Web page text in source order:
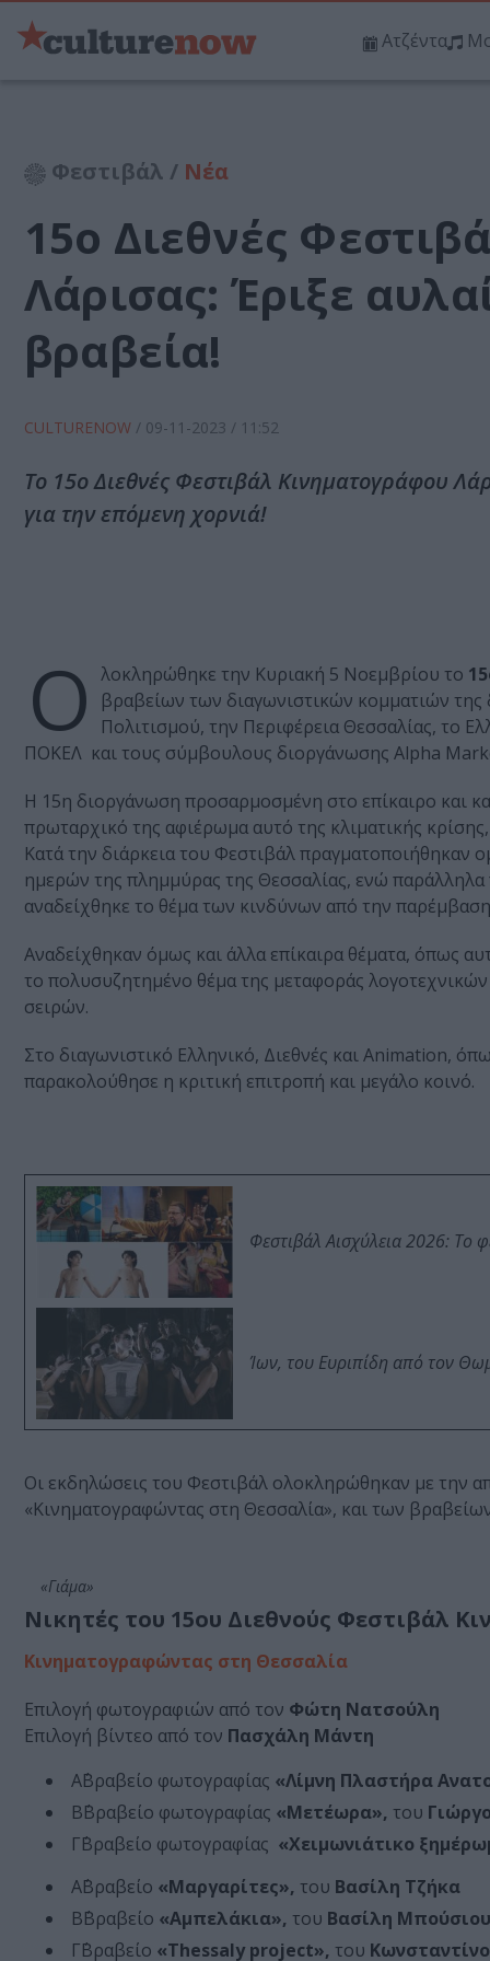
Ατζέντα
Φεστιβάλ / Νέα
15ο Διεθνές
Λάρισας: Έριξε
βραβεία!
CULTURENOW / 09-11-2023 / 11:52
Το 15ο Διεθνές Φεστιβάλ Κινηματογράφου
για την επόμενη χορνιά!
Ο λοκληρώθηκε την Κυριακή 5 Νοεμβρίου το
βραβείων των διαγωνιστικών κομματιών
Πολιτισμού, την Περιφέρεια Θεσσαλίας, το
ΠΟΚΕΛ και τους σύμβουλους διοργάνωσης Alpha
Η 15η διοργάνωση προσαρμοσμένη στο επίκαιρο και
πρωταρχικό της αφιέρωμα αυτό της κλιματικής
Κατά την διάρκεια του Φεστιβάλ πραγματοποιήθηκαν
ημερών της πλημμύρας της Θεσσαλίας, ενώ παράλληλα
αναδείχθηκε το θέμα των κινδύνων από την
Αναδείχθηκαν όμως και άλλα επίκαιρα θέματα, όπως
το πολυσυζητημένο θέμα της μεταφοράς
σειρών.
Στο διαγωνιστικό Ελληνικό, Διεθνές και Animation,
παρακολούθησε η κριτική επιτροπή και μεγάλο κοινό.
Φεστιβάλ Αισχύλεια 2026: Το
Ίων, του Ευριπίδη από τον
Οι εκδηλώσεις του Φεστιβάλ ολοκληρώθηκαν με την
«Κινηματογραφώντας στη Θεσσαλία», και των
«Γιάμα»
Νικητές του 15ου Διεθνούς Φεστιβάλ
Κινηματογραφώντας στη Θεσσαλία
Επιλογή φωτογραφιών από τον Φώτη Νατσούλη
Επιλογή βίντεο από τον Πασχάλη Μάντη
Α΄Βραβείο φωτογραφίας «Λίμνη Πλαστήρα
Β΄Βραβείο φωτογραφίας «Μετέωρα», του
Γ΄Βραβείο φωτογραφίας «Χειμωνιάτικο
Α΄Βραβείο «Μαργαρίτες», του Βασίλη Τζήκα
Β΄Βραβείο «Αμπελάκια», του Βασίλη Μπούσιου
Γ΄Βραβείο «Thessaly project», του